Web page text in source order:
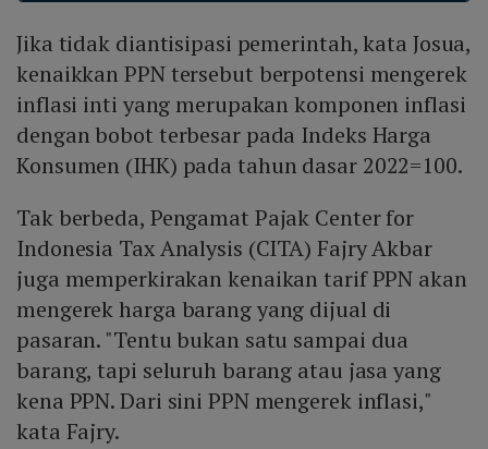
sumber penerimaan pajak yang signifikan dan mudah
dipungut, ia menilai kebijakan tersebut tidak tepat bila
dibandingkan dengan kebutuhan menstabilkan
ekonomi dan mengurangi beban rumah tangga.
Jika tidak diantisipasi pemerintah, kata Josua,
kenaikkan PPN tersebut berpotensi mengerek
inflasi inti yang merupakan komponen inflasi
dengan bobot terbesar pada Indeks Harga
Konsumen (IHK) pada tahun dasar 2022=100.
Tak berbeda, Pengamat Pajak Center for
Indonesia Tax Analysis (CITA) Fajry Akbar
juga memperkirakan kenaikan tarif PPN akan
mengerek harga barang yang dijual di
pasaran. "Tentu bukan satu sampai dua
barang, tapi seluruh barang atau jasa yang
kena PPN. Dari sini PPN mengerek inflasi,"
kata Fajry.